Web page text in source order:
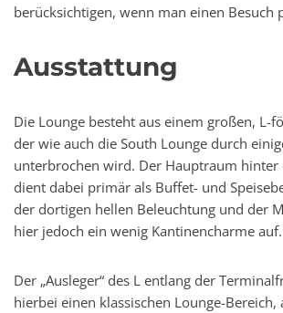
berücksichtigen, wenn man einen Besuch
Ausstattung
Die Lounge besteht aus einem großen, L-
der wie auch die South Lounge durch
unterbrochen wird. Der Hauptraum hinter
dient dabei primär als Buffet- und
der dortigen hellen Beleuchtung und der
hier jedoch ein wenig Kantinencharme auf.
Der „Ausleger“ des L entlang der
hierbei einen klassischen Lounge-Bereich,